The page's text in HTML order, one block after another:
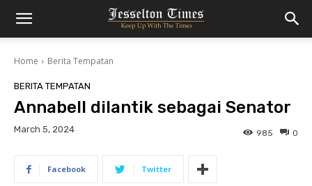
Home Berita Tempatan
BERITA TEMPATAN
Annabell dilantik sebagai Senator
March 5, 2024 0
985
Facebook Twitter